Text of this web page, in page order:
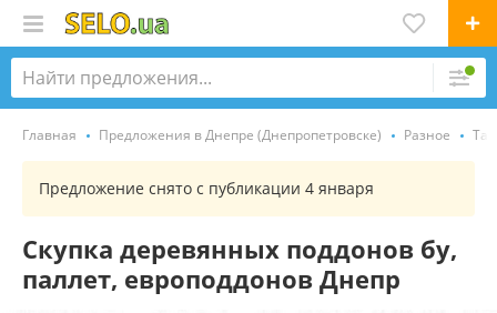
Главная Предложения в Днепре (Днепропетровске) Разное
Предложение снято с публикации 4 января
Скупка деревянных поддонов бу,
паллет, европоддонов Днепр